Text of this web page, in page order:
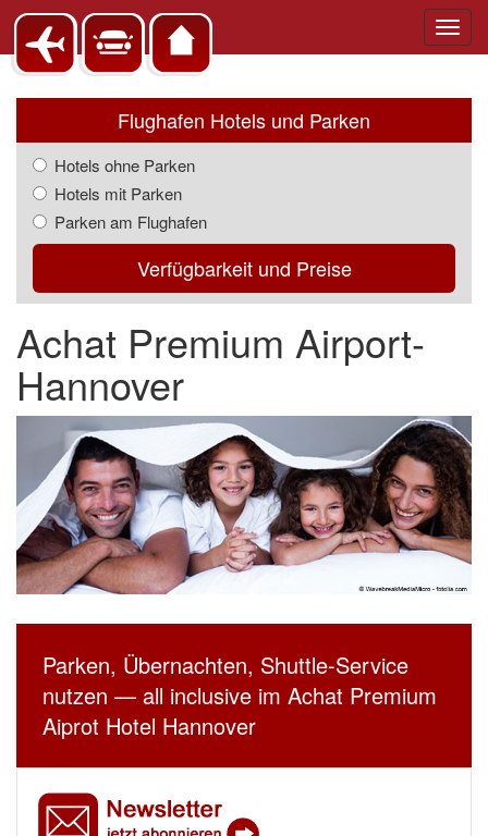
Flughafen Hotels und Parken
Hotels ohne Parken
Hotels mit Parken
Parken am Flughafen
Verfügbarkeit und Preise
Achat Premium Airport-
Hannover
Parken, Übernachten, Shuttle-Service
nutzen — all inclusive im Achat Premium
Aiprot Hotel Hannover